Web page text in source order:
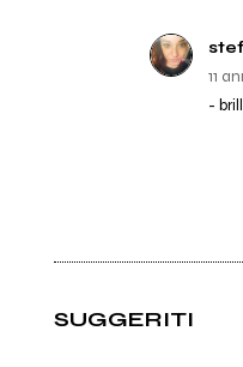
11
-
SUGGERITI